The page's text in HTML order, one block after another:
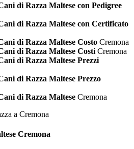
di Razza Maltese con Pedigree
di Razza Maltese con Certificato
di Razza Maltese Costo Cremona
di Razza Maltese Costi Cremona
di Razza Maltese Prezzi
di Razza Maltese Prezzo
di Razza Maltese Cremona
Cremona